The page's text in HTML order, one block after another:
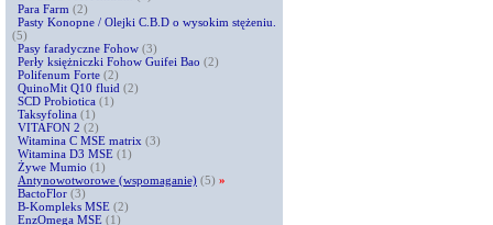
Para Farm (2)
Pasty Konopne / Olejki C.B.D o wysokim stężeniu.
(5)
Pasy faradyczne Fohow (3)
Perły księżniczki Fohow Guifei Bao (2)
Polifenum Forte (2)
QuinoMit Q10 fluid (2)
SCD Probiotica (1)
Taksyfolina (1)
VITAFON 2 (2)
Witamina C MSE matrix (3)
Witamina D3 MSE (1)
Żywe Mumio (1)
Antynowotworowe (wspomaganie) (5) »
BactoFlor (3)
B-Kompleks MSE (2)
EnzOmega MSE (1)